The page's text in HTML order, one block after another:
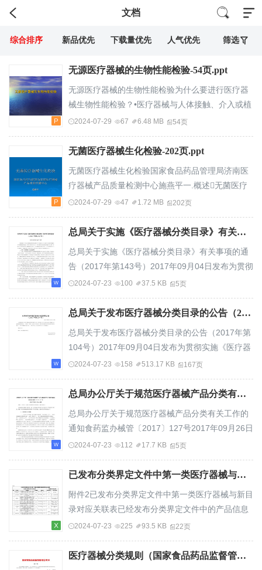
文档
综合排序 新品优先 下载量优先 人气优先 筛选
无源医疗器械的生物性能检验-54页.ppt
无源医疗器械的生物性能检验为什么要进行医疗器
械生物性能检验？•医疗器械与人体接触、介入或植
入体内后会与人体发生非常复杂的反应过程：•组织
全身反应以上三种生物反应在临床上的表现：渗出
前的生物学试验或生物安全性评价是必要的！无源
医疗器械生物性能检验依据的标准•GB/T14233.2-
2005医用输液、输血、注射器具检验方法第2部...
2024-07-29 67 6.48 MB 54页
无菌医疗器械生化检验-202页.ppt
无菌医疗器械生化检验国家食品药品管理局济南医
疗器械产品质量检测中心施燕平一.概述无菌医疗
器械是临床上应用最为广泛的无源医疗器械，其生
因此，要保证患者的安全，就必须保证产品有良好
物质。并应采取正确的评价程序.医疗器械评价程序
证明医疗器械是否具有良好的生物相容性必须采用
正确的评价程序，正确的评价流程详见下面框...
2024-07-29 47 1.72 MB 202页
总局关于实施《医疗器械分类目录》有关事项的通告（2017年第143号）.doc
总局关于实施《医疗器械分类目录》有关事项的通
告（2017年第143号）2017年09月04日发布为贯彻
落实《医疗器械监督管理条例》和《国务院关于改
〔2015〕44号），国家食品药品监督管理总局于
简称新《分类目录》），自2018年8月1日起施行。
为做好新《分类目录》实施工作，现将有关事项通
告如下：一、新《分类目录》的总体说明（一）新
2024-07-23 100 37.5 KB 5页
总局关于发布医疗器械分类目录的公告（2017年第104号）.docx
总局关于发布医疗器械分类目录的公告（2017年第
104号）2017年09月04日发布为贯彻实施《医疗器
械监督管理条例》和《国务院关于改革药品医疗器
要求，国家食品药品监督管理总局组织修订了《医
施行。特此公告。附件：医疗器械分类目录食品药
品监管总局2017年8月31日—1——附件医疗器械分
类目录2017年8月—1——目录01有源手术器
2024-07-23 158 513.17 KB 167页
总局办公厅关于规范医疗器械产品分类有关工作的通知（食药监办械管〔2017〕127号）.docx
总局办公厅关于规范医疗器械产品分类有关工作的
通知食药监办械管〔2017〕127号2017年09月26日
发布各省、自治区、直辖市食品药品监督管理局，
范医疗器械产品分类有关工作的程序和要求，根据
事项通知如下：一、分类界定工作程序（一）申请
人应当依据《医疗器械分类规则》（总局令第15
号）、《体外诊断试剂注册管理办法》（总局令第5
2024-07-23 112 17.7 KB 5页
已发布分类界定文件中第一类医疗器械与新目录对应关联表.xls
附件2已发布分类界定文件中第一类医疗器械与新目
录对应关联表已经发布分类界定文件中的产品信息
在新目录中的对应关系序号产品名称产品描述分类
瘫由胸腰椎固定支具及双下肢体固定支具组成19-
2024-07-23 225 93.5 KB 22页
医疗器械分类规则（国家食品药品监督管理总局令第15号）.docx